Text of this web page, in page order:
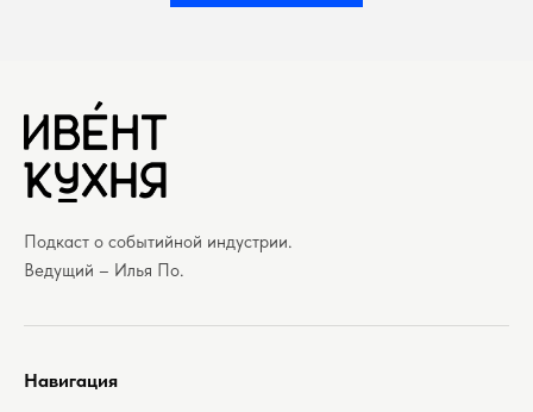
Подкаст о событийной индустрии.
Ведущий – Илья По.
Навигация